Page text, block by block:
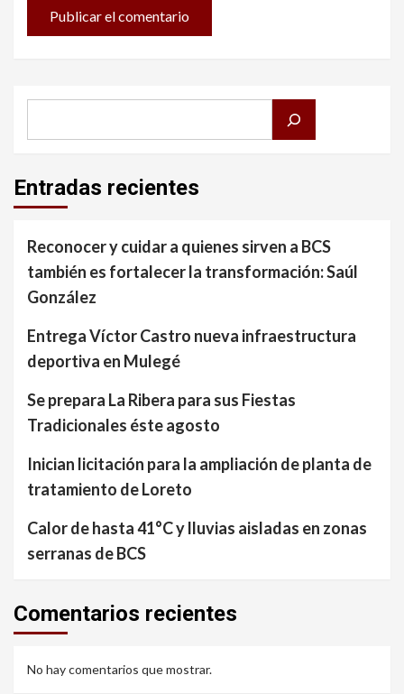
Entradas recientes
Reconocer y cuidar a quienes sirven a BCS
también es fortalecer la transformación: Saúl
González
Entrega Víctor Castro nueva infraestructura
deportiva en Mulegé
Se prepara La Ribera para sus Fiestas
Tradicionales éste agosto
Inician licitación para la ampliación de planta de
tratamiento de Loreto
Calor de hasta 41°C y lluvias aisladas en zonas
serranas de BCS
Comentarios recientes
No hay comentarios que mostrar.